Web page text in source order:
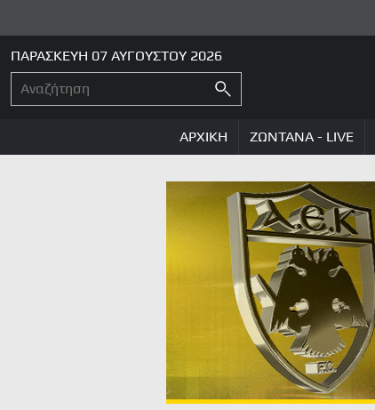
ΠΑΡΑΣΚΕΥΗ 07 ΑΥΓΟΥΣΤΟΥ 2026
ΑΡΧΙΚΗ ΖΩΝΤΑΝΑ - LIVE